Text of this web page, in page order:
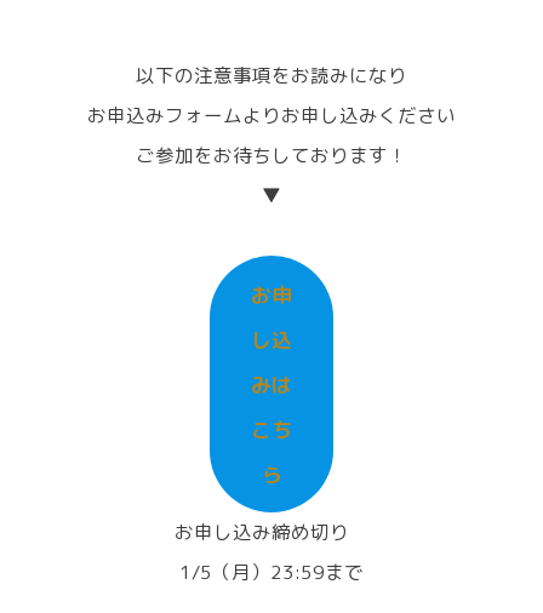
以下の注意事項をお読みになり
お申込みフォームよりお申し込みください
ご参加をお待ちしております！
▼
お申
し込
みは
こち
ら
お申し込み締め切り
1/5（月）23:59まで